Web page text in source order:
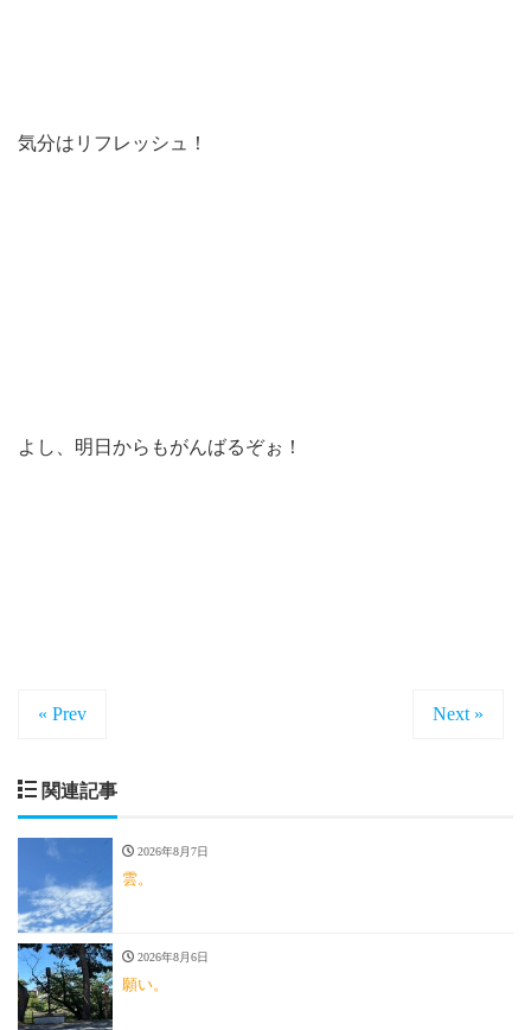
気分はリフレッシュ！
よし、明日からもがんばるぞぉ！
« Prev Next »
関連記事
2026年8月7日
雲。
2026年8月6日
願い。